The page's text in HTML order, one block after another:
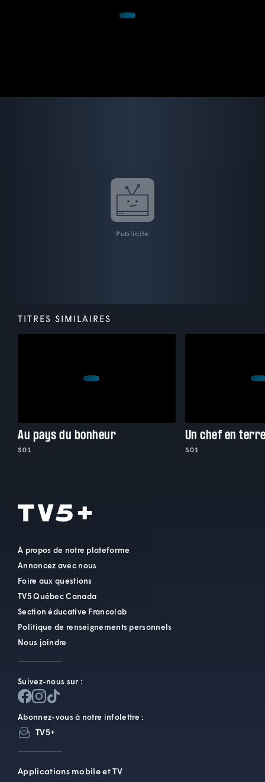
Publicité
TITRES SIMILAIRES
Au pays du bonheur
S01
Un chef en
S01
À propos de notre plateforme
Annoncez avec nous
Foire aux questions
TV5 Québec Canada
Section éducative Francolab
Politique de renseignements personnels
Nous joindre
Suivez-nous sur :
Abonnez-vous à notre infolettre :
TV5+
Applications mobile et TV